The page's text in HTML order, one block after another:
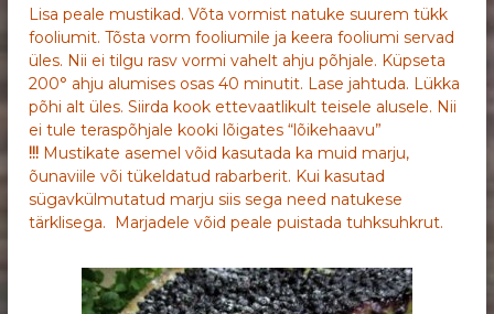
Lisa peale mustikad. Võta vormist natuke suurem tükk
fooliumit. Tõsta vorm fooliumile ja keera fooliumi servad
üles. Nii ei tilgu rasv vormi vahelt ahju põhjale. Küpseta
200° ahju alumises osas 40 minutit. Lase jahtuda. Lükka
põhi alt üles. Siirda kook ettevaatlikult teisele alusele. Nii
ei tule teraspõhjale kooki lõigates “lõikehaavu”
!!! Mustikate asemel võid kasutada ka muid marju,
õunaviile või tükeldatud rabarberit. Kui kasutad
sügavkülmutatud marju siis sega need natukese
tärklisega. Marjadele võid peale puistada tuhksuhkrut.